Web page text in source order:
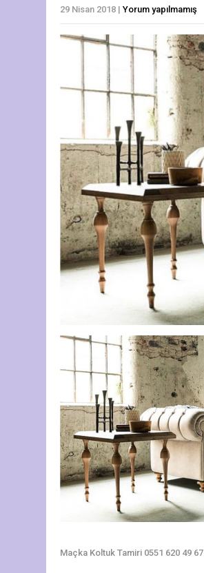
29 Nisan 2018 | Yorum yapılmamış
Maçka Koltuk Tamiri 0551 620 49 67